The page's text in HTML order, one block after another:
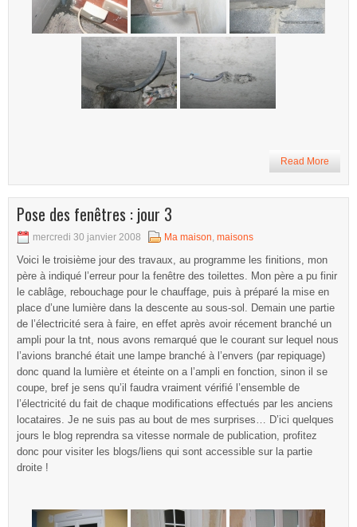
Read More
Pose des fenêtres : jour 3
mercredi 30 janvier 2008 Ma maison, maisons
Voici le troisième jour des travaux, au programme les finitions, mon
père à indiqué l’erreur pour la fenêtre des toilettes. Mon père a pu finir
le cablâge, rebouchage pour le chauffage, puis à préparé la mise en
place d’une lumière dans la descente au sous-sol. Demain une partie
de l’électricité sera à faire, en effet après avoir récement branché un
ampli pour la tnt, nous avons remarqué que le courant sur lequel nous
l’avions branché était une lampe branché à l’envers (par repiquage)
donc quand la lumière et éteinte on a l’ampli en fonction, sinon il se
coupe, bref je sens qu’il faudra vraiment vérifié l’ensemble de
l’électricité du fait de chaque modifications effectués par les anciens
locataires. Je ne suis pas au bout de mes surprises… D’ici quelques
jours le blog reprendra sa vitesse normale de publication, profitez
donc pour visiter les blogs/liens qui sont accessible sur la partie
droite !